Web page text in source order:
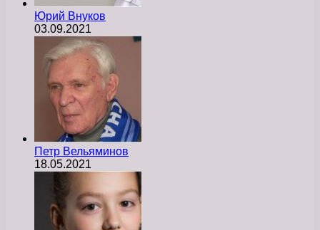
Юрий Внуков
03.09.2021
Петр Вельяминов
18.05.2021